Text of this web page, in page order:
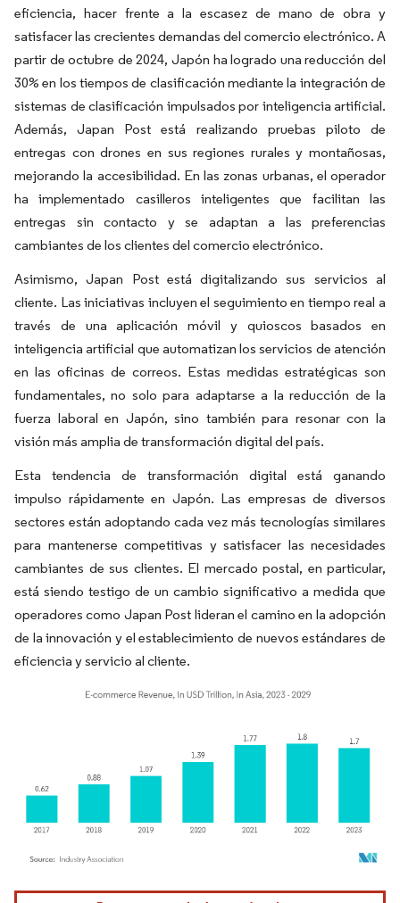
eficiencia, hacer frente a la escasez de mano de obra y
satisfacer las crecientes demandas del comercio electrónico. A
partir de octubre de 2024, Japón ha logrado una reducción del
30% en los tiempos de clasificación mediante la integración de
sistemas de clasificación impulsados por inteligencia artificial.
Además, Japan Post está realizando pruebas piloto de
entregas con drones en sus regiones rurales y montañosas,
mejorando la accesibilidad. En las zonas urbanas, el operador
ha implementado casilleros inteligentes que facilitan las
entregas sin contacto y se adaptan a las preferencias
cambiantes de los clientes del comercio electrónico.
Asimismo, Japan Post está digitalizando sus servicios al
cliente. Las iniciativas incluyen el seguimiento en tiempo real a
través de una aplicación móvil y quioscos basados en
inteligencia artificial que automatizan los servicios de atención
en las oficinas de correos. Estas medidas estratégicas son
fundamentales, no solo para adaptarse a la reducción de la
fuerza laboral en Japón, sino también para resonar con la
visión más amplia de transformación digital del país.
Esta tendencia de transformación digital está ganando
impulso rápidamente en Japón. Las empresas de diversos
sectores están adoptando cada vez más tecnologías similares
para mantenerse competitivas y satisfacer las necesidades
cambiantes de sus clientes. El mercado postal, en particular,
está siendo testigo de un cambio significativo a medida que
operadores como Japan Post lideran el camino en la adopción
de la innovación y el establecimiento de nuevos estándares de
eficiencia y servicio al cliente.
Imagen © Mordor Intelligence. El uso requiere atribución según CC BY 4.0.